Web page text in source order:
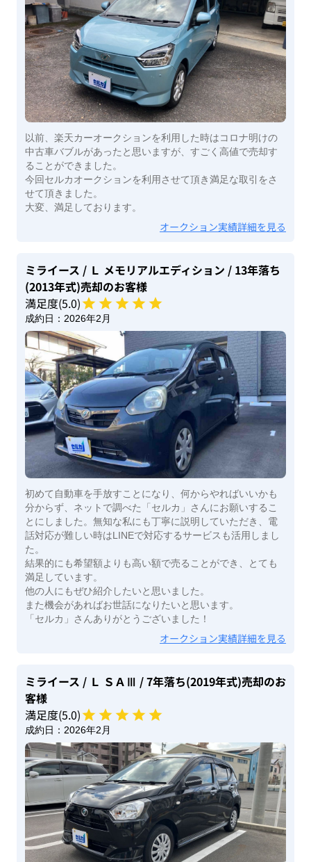
以前、楽天カーオークションを利用した時はコロナ明けの
中古車バブルがあったと思いますが、すごく高値で売却す
ることができました。
今回セルカオークションを利用させて頂き満足な取引をさ
せて頂きました。
大変、満足しております。
オークション実績詳細を見る
ミライース / Ｌ メモリアルエディション / 13年落ち
(2013年式)売却のお客様
満足度(5.0)
成約日： 2026年2月
初めて自動車を手放すことになり、何からやればいいかも
分からず、ネットで調べた「セルカ」さんにお願いするこ
とにしました。無知な私にも丁寧に説明していただき、電
話対応が難しい時はLINEで対応するサービスも活用しまし
た。
結果的にも希望額よりも高い額で売ることができ、とても
満足しています。
他の人にもぜひ紹介したいと思いました。
また機会があればお世話になりたいと思います。
「セルカ」さんありがとうございました！
オークション実績詳細を見る
ミライース / Ｌ ＳＡⅢ / 7年落ち(2019年式)売却のお
客様
満足度(5.0)
成約日： 2026年2月